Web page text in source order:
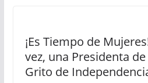
¡Es Tiempo de
vez, una Presidenta
Grito de